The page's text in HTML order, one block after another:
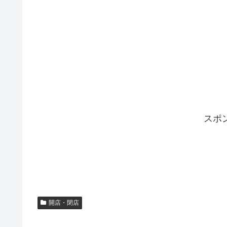
スポ
開店・閉店